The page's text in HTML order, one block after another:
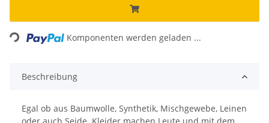
Loading... Komponenten werden geladen ...
Beschreibung
Egal ob aus Baumwolle, Synthetik, Mischgewebe, Leinen